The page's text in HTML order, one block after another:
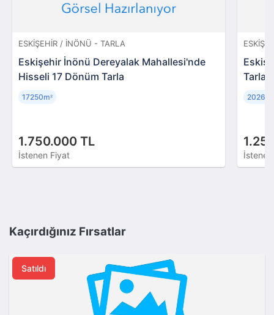
ESKIŞEHIR / İNÖNÜ - TARLA
Eskişehir İnönü Dereyalak Mahallesi'nde
Hisseli 17 Dönüm Tarla
1.750.000 TL
İstenen Fiyat
17250m²
Tarla
Kaçırdığınız Fırsatlar
Satıldı